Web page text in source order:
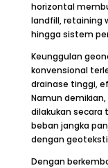
horizontal
landfill, retaining
hingga sistem
Keunggulan
konvensional
drainase tinggi,
Namun
dilakukan
beban jangka
dengan
Dengan